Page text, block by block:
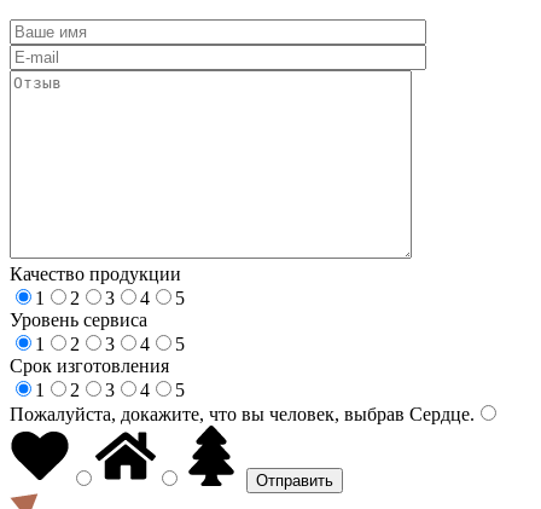
Качество продукции
1
2 3 4
5
Уровень сервиса
1
2 3 4
5
Срок изготовления
1
2 3 4
5
Пожалуйста, докажите, что вы человек, выбрав Сердце.